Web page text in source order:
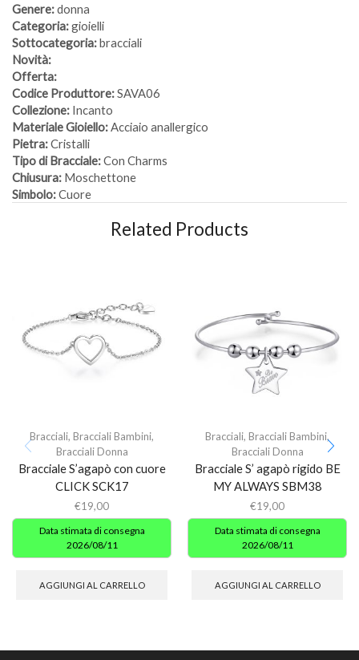
Genere:donna
Categoria:gioielli
Sottocategoria:bracciali
Novità:
Offerta:
Codice Produttore:SAVA06
Collezione: Incanto
Materiale Gioiello:Acciaio anallergico
Pietra:Cristalli
Tipo di Bracciale:Con Charms
Chiusura: Moschettone
Simbolo:Cuore
Related Products
Bracciali, Bracciali Bambini,
Bracciali Donna
Bracciale S’agapò con cuore
CLICK SCK17
€19,00
Data stimata di consegna
2026/08/11
AGGIUNGI AL CARRELLO
Bracciali, Bracciali Bambini,
Bracciali Donna
Bracciale S’ agapò rigido BE
MY ALWAYS SBM38
€19,00
Data stimata di consegna
2026/08/11
AGGIUNGI AL CARRELLO